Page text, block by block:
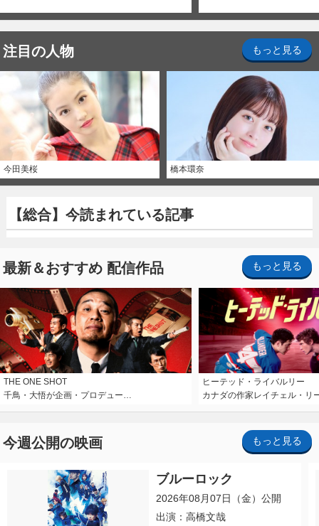
注目の人物 もっと見る
今田美桜 橋本環奈
【総合】今読まれている記事
最新＆おすすめ 配信作品 もっと見る
THE ONE SHOT
千鳥・大悟が企画・プロデュー…
ヒーテッド・ライバルリー
カナダの作家レイチェル・リ
今週公開の映画 もっと見る
ブルーロック
2026年08月07日（金）公開
出演：高橋文哉